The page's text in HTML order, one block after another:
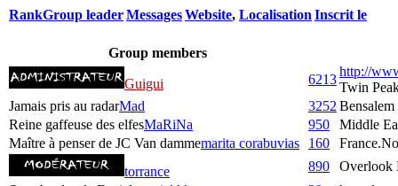
RankGroup leaderMessagesWebsite, Localisation Inscrit le
Group members
Guigui 6213
http://
Twin
Jamais pris au radarMad 3252 Bensalem
Reine gaffeuse des elfesMaRiNa 950
Middle
Maître à penser de JC Van dammemarita corabuvias 160
torrance
890
Overlook